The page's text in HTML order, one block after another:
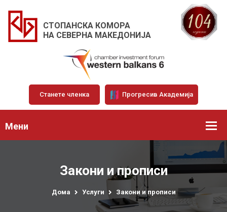
СТОПАНСКА КОМОРА
НА СЕВЕРНА МАКЕДОНИЈА
Станете членка Прогресив Академија
Мени
Закони и прописи
Дома Услуги Закони и прописи